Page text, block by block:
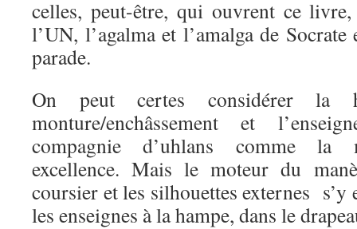
celles, peut-être, qui ouvrent ce
l’UN, l’agalma et l’amalga de
parade.
On peut certes considérer la
monture/enchâssement et
compagnie d’uhlans comme la
excellence. Mais le moteur du
coursier et les silhouettes externes s’y
les enseignes à la hampe, dans le